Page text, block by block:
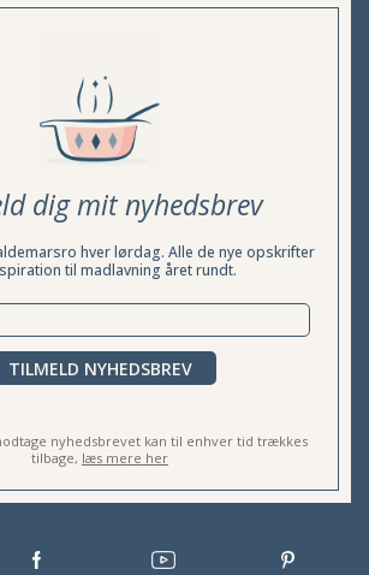
dig mit nyhedsbrev
hver lørdag. Alle de nye opskrifter
til madlavning året rundt.
TILMELD NYHEDSBREV
nyhedsbrevet kan til enhver tid trækkes
tilbage, læs mere her